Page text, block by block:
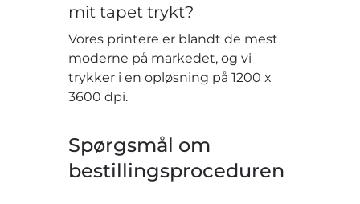
mit tapet trykt?
Vores printere er blandt de mest
moderne på markedet, og vi
trykker i en opløsning på 1200 x
3600 dpi.
Spørgsmål om
bestillingsproceduren